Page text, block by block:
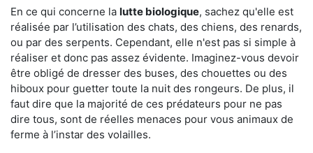
En ce qui concerne la lutte biologique, sachez qu'elle est
réalisée par l’utilisation des chats, des chiens, des renards,
ou par des serpents. Cependant, elle n'est pas si simple à
réaliser et donc pas assez évidente. Imaginez-vous devoir
être obligé de dresser des buses, des chouettes ou des
hiboux pour guetter toute la nuit des rongeurs. De plus, il
faut dire que la majorité de ces prédateurs pour ne pas
dire tous, sont de réelles menaces pour vous animaux de
ferme à l’instar des volailles.